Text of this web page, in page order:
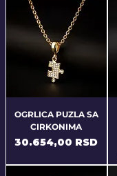
OGRLICA PUZLA SA
CIRKONIMA
Price
30.654,00 RSD